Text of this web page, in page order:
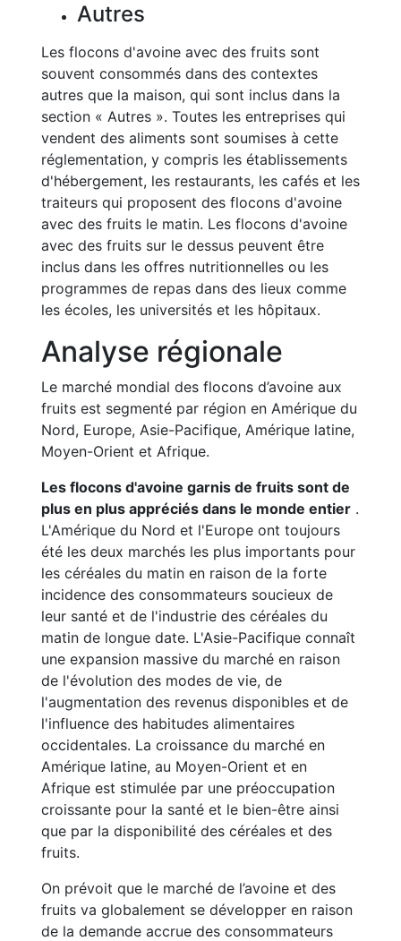
Autres
Les flocons d'avoine avec des fruits sont
souvent consommés dans des contextes
autres que la maison, qui sont inclus dans la
section « Autres ». Toutes les entreprises qui
vendent des aliments sont soumises à cette
réglementation, y compris les établissements
d'hébergement, les restaurants, les cafés et les
traiteurs qui proposent des flocons d'avoine
avec des fruits le matin. Les flocons d'avoine
avec des fruits sur le dessus peuvent être
inclus dans les offres nutritionnelles ou les
programmes de repas dans des lieux comme
les écoles, les universités et les hôpitaux.
Analyse régionale
Le marché mondial des flocons d’avoine aux
fruits est segmenté par région en Amérique du
Nord, Europe, Asie-Pacifique, Amérique latine,
Moyen-Orient et Afrique.
Les flocons d'avoine garnis de fruits sont de
plus en plus appréciés dans le monde entier .
L'Amérique du Nord et l'Europe ont toujours
été les deux marchés les plus importants pour
les céréales du matin en raison de la forte
incidence des consommateurs soucieux de
leur santé et de l'industrie des céréales du
matin de longue date. L'Asie-Pacifique connaît
une expansion massive du marché en raison
de l'évolution des modes de vie, de
l'augmentation des revenus disponibles et de
l'influence des habitudes alimentaires
occidentales. La croissance du marché en
Amérique latine, au Moyen-Orient et en
Afrique est stimulée par une préoccupation
croissante pour la santé et le bien-être ainsi
que par la disponibilité des céréales et des
fruits.
On prévoit que le marché de l’avoine et des
fruits va globalement se développer en raison
de la demande accrue des consommateurs